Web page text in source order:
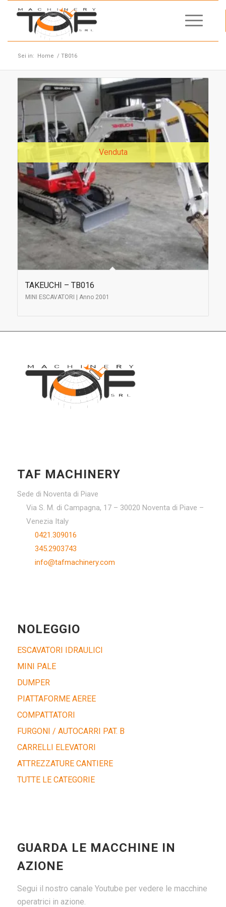
Sei in: Home / TB016
Venduta
TAKEUCHI – TB016
MINI ESCAVATORI | Anno 2001
TAF MACHINERY
Sede di Noventa di Piave
Via S. M. di Campagna, 17 – 30020 Noventa di Piave –
Venezia Italy
0421.309016
345.2903743
info@tafmachinery.com
NOLEGGIO
ESCAVATORI IDRAULICI
MINI PALE
DUMPER
PIATTAFORME AEREE
COMPATTATORI
FURGONI / AUTOCARRI PAT. B
CARRELLI ELEVATORI
ATTREZZATURE CANTIERE
TUTTE LE CATEGORIE
GUARDA LE MACCHINE IN
AZIONE
Segui il nostro canale Youtube per vedere le macchine
operatrici in azione.